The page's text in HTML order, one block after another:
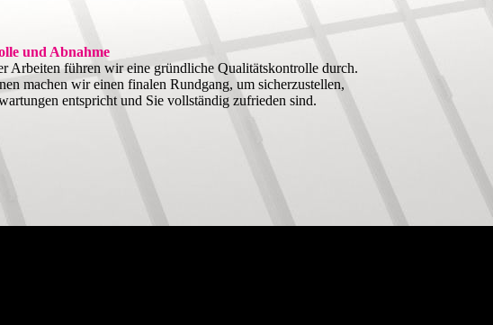
und Abnahme
Arbeiten führen wir eine gründliche Qualitätskontrolle durch.
machen wir einen finalen Rundgang, um sicherzustellen,
entspricht und Sie vollständig zufrieden sind.